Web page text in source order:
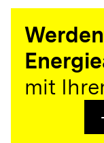
mit